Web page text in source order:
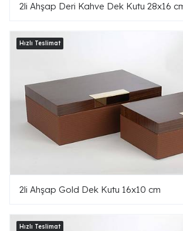
2li Ahşap Deri Kahve Dek Kutu 28x16
2li Ahşap Gold Dek Kutu 16x10 cm